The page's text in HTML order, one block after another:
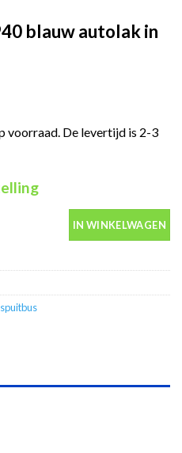
blauw autolak in
voorraad. De levertijd is 2-3
in spuitbus 400ml aantal
IN WINKELWAGEN